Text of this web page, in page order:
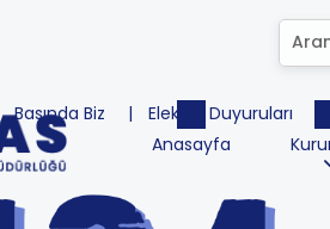
Basında Biz
Elektrik Duyuruları
Anasayfa